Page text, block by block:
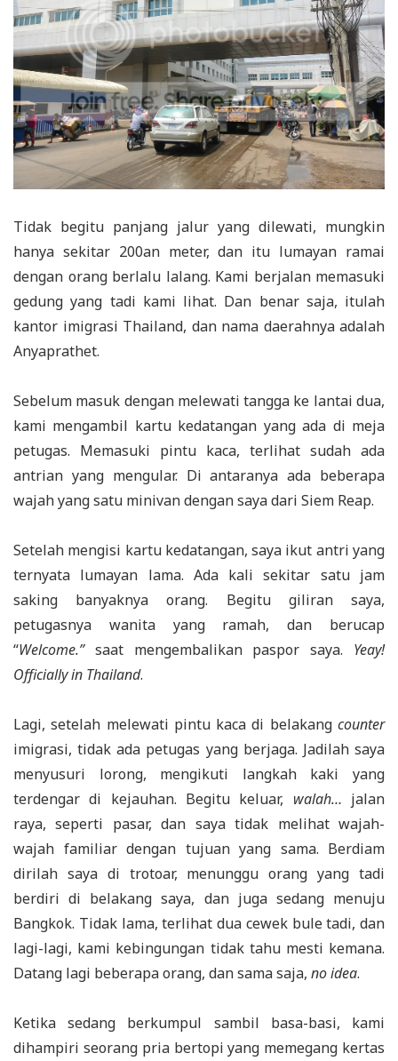
Tidak begitu panjang jalur yang dilewati, mungkin
hanya sekitar 200an meter, dan itu lumayan ramai
dengan orang berlalu lalang. Kami berjalan memasuki
gedung yang tadi kami lihat. Dan benar saja, itulah
kantor imigrasi Thailand, dan nama daerahnya adalah
Anyaprathet.
Sebelum masuk dengan melewati tangga ke lantai dua,
kami mengambil kartu kedatangan yang ada di meja
petugas. Memasuki pintu kaca, terlihat sudah ada
antrian yang mengular. Di antaranya ada beberapa
wajah yang satu minivan dengan saya dari Siem Reap.
Setelah mengisi kartu kedatangan, saya ikut antri yang
ternyata lumayan lama. Ada kali sekitar satu jam
saking banyaknya orang. Begitu giliran saya,
petugasnya wanita yang ramah, dan berucap
“Welcome.” saat mengembalikan paspor saya. Yeay!
Officially in Thailand.
Lagi, setelah melewati pintu kaca di belakang counter
imigrasi, tidak ada petugas yang berjaga. Jadilah saya
menyusuri lorong, mengikuti langkah kaki yang
terdengar di kejauhan. Begitu keluar, walah… jalan
raya, seperti pasar, dan saya tidak melihat wajah-
wajah familiar dengan tujuan yang sama. Berdiam
dirilah saya di trotoar, menunggu orang yang tadi
berdiri di belakang saya, dan juga sedang menuju
Bangkok. Tidak lama, terlihat dua cewek bule tadi, dan
lagi-lagi, kami kebingungan tidak tahu mesti kemana.
Datang lagi beberapa orang, dan sama saja, no idea.
Ketika sedang berkumpul sambil basa-basi, kami
dihampiri seorang pria bertopi yang memegang kertas